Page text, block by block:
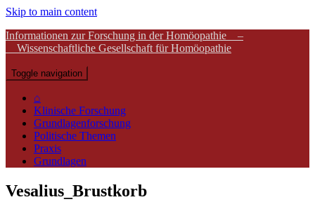
Skip to main content
Informationen zur Forschung in der Homöopathie –
Wissenschaftliche Gesellschaft für Homöopathie
Toggle navigation
⌂
Klinische Forschung
Grundlagenforschung
Politische Themen
Praxis
Grundlagen
Vesalius_Brustkorb